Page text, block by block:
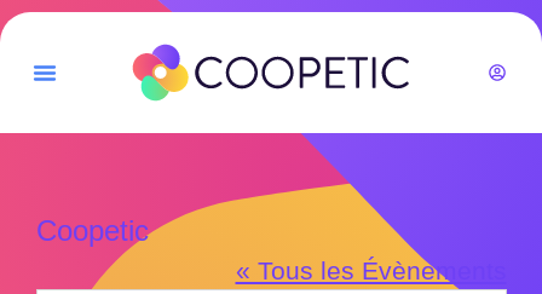
Coopetic
« Tous les Évènements